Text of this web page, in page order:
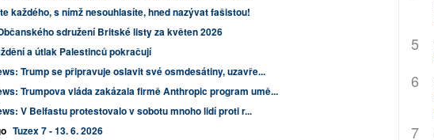
každého, s nímž nesouhlasíte, hned nazývat fašistou!
sdružení Britské listy za květen 2026
a útlak Palestinců pokračují
Trump se připravuje oslavit své osmdesátiny, uzavře...
Trumpova vláda zakázala firmě Anthropic program umě...
V Belfastu protestovalo v sobotu mnoho lidí proti r...
Tuzex 7 - 13. 6. 2026